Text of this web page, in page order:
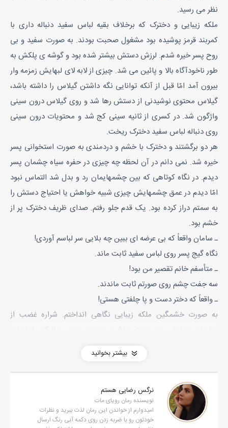
نظر می رسید.
ملکه زیبایی و دخترک که برخلاف بقیه لباس سفید دنباله داری با
کمربند قرمز پوشیده بود مشغول صحبت بودند. به صورت سفید و بی
روح پسر خیره شدم. لرزش دستش بیشتر شده بود و گوشه ی پلکش به
طور ناخودآگاه بالا و پائین می شد. چیزی از لابه لای لبهایش زمزمه وار
بیرون آمد امّا قبل از آنکه توانایی نگه داشتن گیلاس را داشته باشد،
گیلاس محتوی نوشیدنی از دستش رها شد و روی گیلاس درون سینی
واژگون شد. در کسری از ثانیه سینی کج شد و محتویات درون سینی
روی دنباله لباس سفید دخترک ریخت.
هر دو برگشتند و دخترک با خشم و دردمندی به صورت استخوانی پسر
خیره شد. نمی دانم در آن لحظه چه چیزی در حفره سیاه چشمان پسر
دیدم. در نگاه کوتاهی که بین چشمهایمان رد و بدل شد التماس نبود
امّا دیدم در عمق چشمهایش چیزی شبیه خواهش یا احتیاج دستش را
به سمتم دراز کرده بود. یک قدم جلو رفتم. صدای ظریف دخترک پر از
خشم بود.
ـ سامان واقعاً که بی عرضه ای ببین چه بلایی سر لباسم آوردی!
نگاه گیج پسر روی لباس سفید ثابت ماند.
ـ متأسفم خانم تقصیر من بود!
سه جفت چشم روی صورتم ثابت ماندند.
ـ واقعاً که دختر دست و پا چلفتی هستی!
به صورت خشمگین ملکه زیبایی نگاهی انداختم. شراره غضب از
بریم بالا لباست رو عوض کن. نگاه عصبی دخترک روی صورتم ثابت
ـ دختره ی احمق می دونی این لباس ابریشم رو که از پاریس گرفتم
چقدر قیمت داره؟
آرام زیر لب زمزمه کردم.
بیشتر بخوانید
نرگس رضایی هستم
نویسنده رمان رویای مات
امیدوارم از خواندن این رمان لذت ببرید و نظرات
خودتون رو با ضربه زدن روی دکمه آبی رنگ ارسال